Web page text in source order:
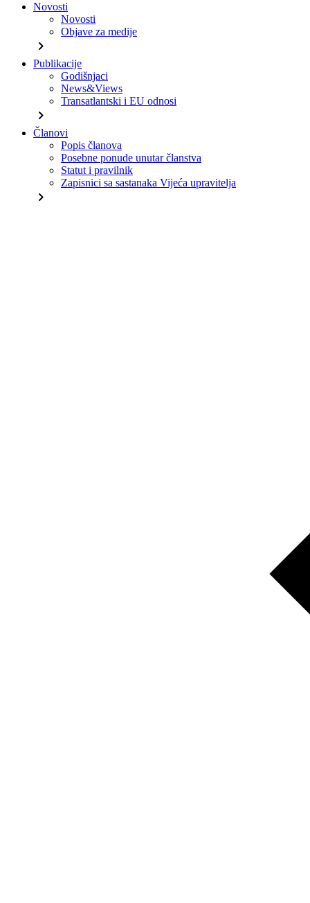
Novosti
Novosti
Objave za medije
chevron_right
Publikacije
Godišnjaci
News&Views
Transatlantski i EU odnosi
chevron_right
Članovi
Popis članova
Posebne ponude unutar članstva
Statut i pravilnik
Zapisnici sa sastanaka Vijeća upravitelja
chevron_right